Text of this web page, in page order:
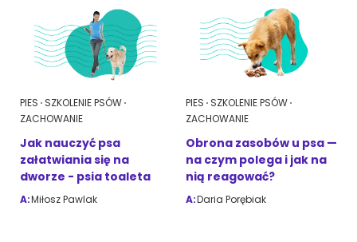
PIES SZKOLENIE PSÓW
ZACHOWANIE
Jak nauczyć psa
załatwiania się na
dworze - psia toaleta
A:Miłosz Pawlak
PIES SZKOLENIE PSÓW
ZACHOWANIE
Obrona zasobów u psa —
na czym polega i jak na
nią reagować?
A:Daria Porębiak